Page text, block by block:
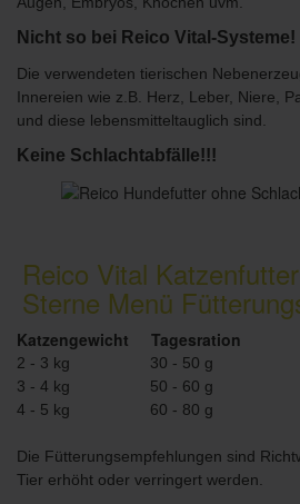
Nicht so bei Reico Vital-Systeme!
Die verwendeten tierischen
Innereien wie z.B. Herz, Leber, Niere,
und diese lebensmitteltauglich sind.
Keine Schlachtabfälle!!!
Reico Vital
Sterne Menü
Katzengewicht Tagesration
2 - 3 kg 30 - 50 g
3 - 4 kg 50 - 60 g
4 - 5 kg 60 - 80 g
Die Fütterungsempfehlungen sind
Tier erhöht oder verringert werden.